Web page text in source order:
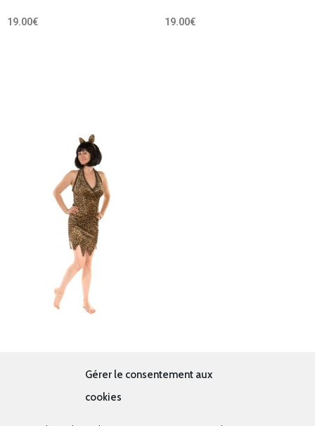
Gérer le consentement aux
cookies
19.00€ 19.00€